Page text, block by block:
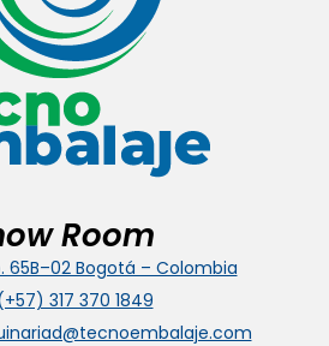
Room
65B–02 Bogotá – Colombia
317 370 1849